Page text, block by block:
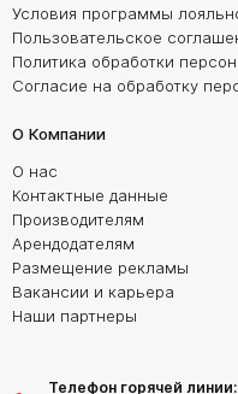
Условия программы
Пользовательское
Политика обработки
Согласие на обработку
О Компании
О нас
Контактные данные
Производителям
Арендодателям
Размещение рекламы
Вакансии и карьера
Наши партнеры
Телефон горячей линии: